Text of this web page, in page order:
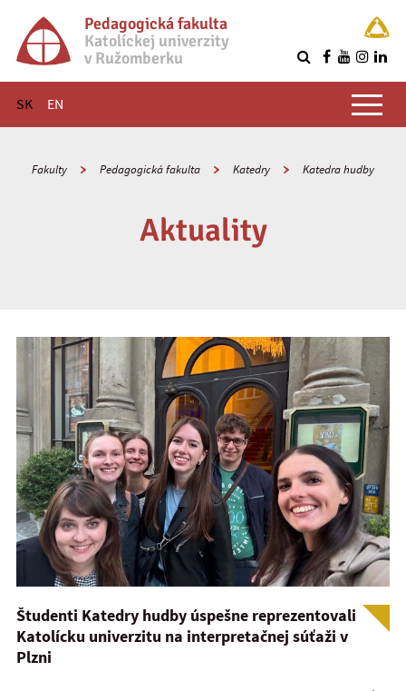
Pedagogická fakulta
Katolíckej univerzity
v Ružomberku
SK EN
Hlavné menu
Fakulty Pedagogická fakulta Katedry Katedra hudby
Aktuality
Študenti Katedry hudby úspešne reprezentovali
Katolícku univerzitu na interpretačnej súťaži v
Plzni